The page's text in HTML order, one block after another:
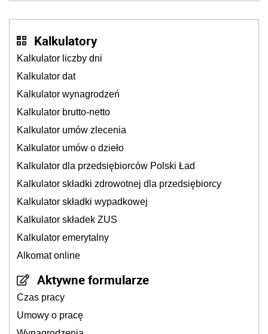
Kalkulatory
Kalkulator liczby dni
Kalkulator dat
Kalkulator wynagrodzeń
Kalkulator brutto-netto
Kalkulator umów zlecenia
Kalkulator umów o dzieło
Kalkulator dla przedsiębiorców Polski Ład
Kalkulator składki zdrowotnej dla przedsiębiorcy
Kalkulator składki wypadkowej
Kalkulator składek ZUS
Kalkulator emerytalny
Alkomat online
Aktywne formularze
Czas pracy
Umowy o pracę